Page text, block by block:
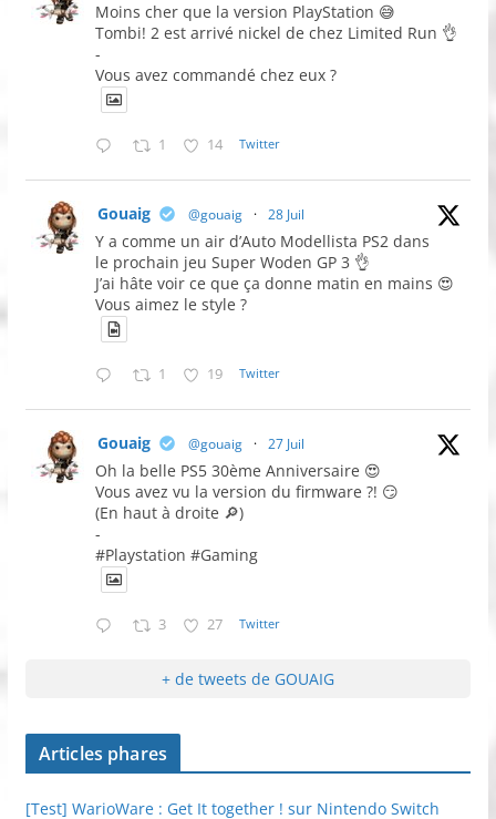
Moins cher que la version PlayStation 😅
Tombi! 2 est arrivé nickel de chez Limited Run 👌
-
Vous avez commandé chez eux ?
1 14 Twitter
Gouaig @gouaig · 28 Juil
Y a comme un air d’Auto Modellista PS2 dans
le prochain jeu Super Woden GP 3 👌
J’ai hâte voir ce que ça donne matin en mains 😍
Vous aimez le style ?
1 19 Twitter
Gouaig @gouaig · 27 Juil
Oh la belle PS5 30ème Anniversaire 😍
Vous avez vu la version du firmware ?! 😏
(En haut à droite 🔎)
-
#Playstation #Gaming
3 27 Twitter
+ de tweets de GOUAIG
Articles phares
[Test] WarioWare : Get It together ! sur Nintendo Switch